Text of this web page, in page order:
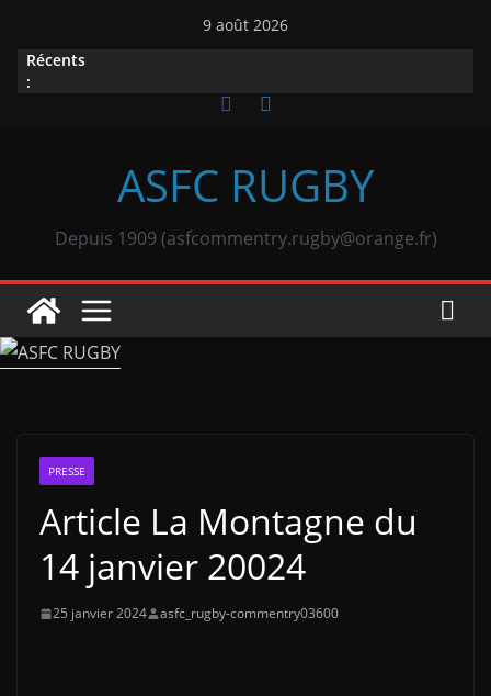
contenu
9 août 2026
Récents
:
ASFC RUGBY
Depuis 1909 (asfcommentry.rugby@orange.fr)
PRESSE
Article La Montagne du
14 janvier 20024
25 janvier 2024 asfc_rugby-commentry03600